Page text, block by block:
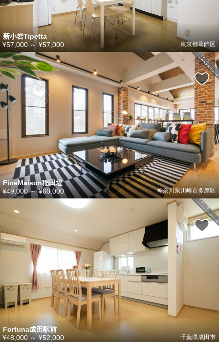
新小岩Tipetta
東京都葛飾区
¥57,000 ～ ¥57,000
FineMaison稲田堤
神奈川県川崎市多摩区
¥49,000～¥60,000
Fortuna成田駅前
千葉県成田市
¥48,000 ～¥52,000